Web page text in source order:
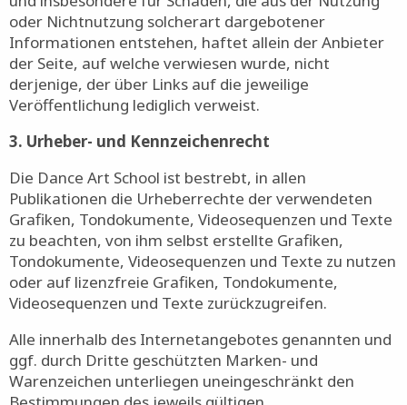
oder Nichtnutzung solcherart dargebotener
Informationen entstehen, haftet allein der Anbieter
der Seite, auf welche verwiesen wurde, nicht
derjenige, der über Links auf die jeweilige
Veröffentlichung lediglich verweist.
3. Urheber- und Kennzeichenrecht
Die Dance Art School ist bestrebt, in allen
Publikationen die Urheberrechte der verwendeten
Grafiken, Tondokumente, Videosequenzen und Texte
zu beachten, von ihm selbst erstellte Grafiken,
Tondokumente, Videosequenzen und Texte zu nutzen
oder auf lizenzfreie Grafiken, Tondokumente,
Videosequenzen und Texte zurückzugreifen.
Alle innerhalb des Internetangebotes genannten und
ggf. durch Dritte geschützten Marken- und
Warenzeichen unterliegen uneingeschränkt den